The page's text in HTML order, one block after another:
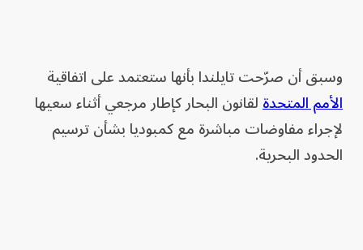
وسبق أن صرّحت تايلندا بأنها ستعتمد على اتفاقية
الأمم المتحدةلقانون البحار كإطار مرجعي أثناء سعيها
لإجراء مفاوضات مباشرة مع كمبوديا بشأن ترسيم
الحدود البحرية.